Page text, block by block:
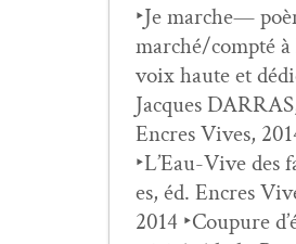
‣Je marche—
marché/compté
voix haute et
Jacques
Encres Vives,
‣L’Eau-Vive des
es, éd. Encres
2014 ‣Coupure